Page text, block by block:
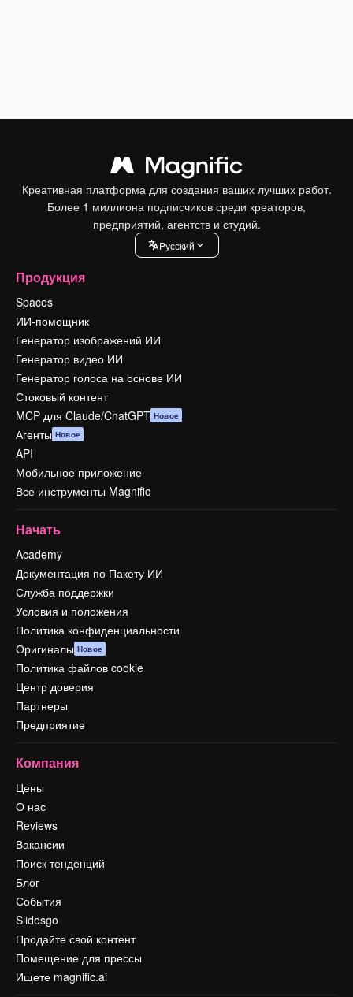
Креативная платформа для создания ваших лучших работ.
Более 1 миллиона подписчиков среди креаторов,
предприятий, агентств и студий.
Pусский
Продукция
Spaces
ИИ-помощник
Генератор изображений ИИ
Генератор видео ИИ
Генератор голоса на основе ИИ
Стоковый контент
MCP для Claude/ChatGPT Новое
Агенты Новое
API
Мобильное приложение
Все инструменты Magnific
Начать
Academy
Документация по Пакету ИИ
Служба поддержки
Условия и положения
Политика конфиденциальности
Оригиналы Новое
Политика файлов cookie
Центр доверия
Партнеры
Предприятие
Компания
Цены
О нас
Reviews
Вакансии
Поиск тенденций
Блог
События
Slidesgo
Продайте свой контент
Помещение для прессы
Ищете magnific.ai